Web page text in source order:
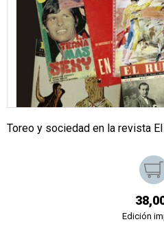
Toreo y sociedad en la revista
Edición